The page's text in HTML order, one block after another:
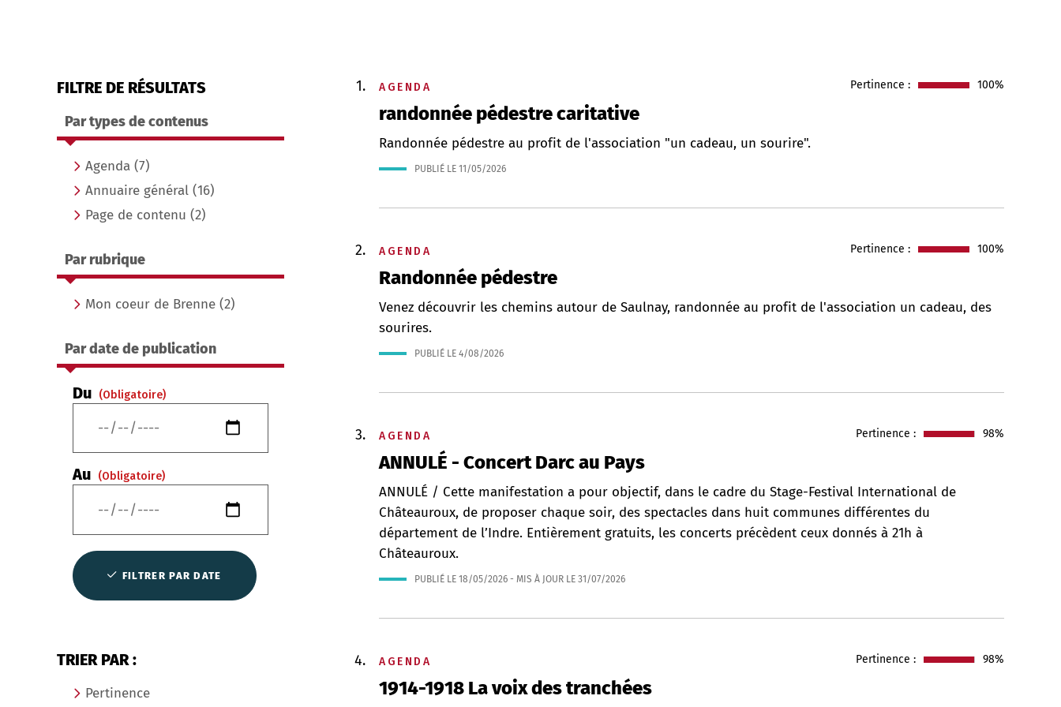
FILTRE DE RÉSULTATS
Par types de contenus
Agenda (7)
Annuaire général (16)
Page de contenu (2)
Par rubrique
Mon coeur de Brenne (2)
Par date de publication
Du (Obligatoire)
Au (Obligatoire)
FILTRER PAR DATE
TRIER PAR :
Pertinence
AGENDA
randonnée pédestre caritative
Pertinence : 100%
Randonnée pédestre au profit de l'association "un cadeau, un sourire".
PUBLIÉ LE 11/05/2026
AGENDA
Randonnée pédestre
Pertinence : 100%
Venez découvrir les chemins autour de Saulnay, randonnée au profit de l'association un cadeau, des
sourires.
PUBLIÉ LE 4/08/2026
AGENDA
ANNULÉ - Concert Darc au Pays
Pertinence : 98%
ANNULÉ / Cette manifestation a pour objectif, dans le cadre du Stage-Festival International de
Châteauroux, de proposer chaque soir, des spectacles dans huit communes différentes du
département de l’Indre. Entièrement gratuits, les concerts précèdent ceux donnés à 21h à
Châteauroux.
PUBLIÉ LE 18/05/2026 - MIS À JOUR LE 31/07/2026
AGENDA
1914-1918 La voix des tranchées
Pertinence : 98%